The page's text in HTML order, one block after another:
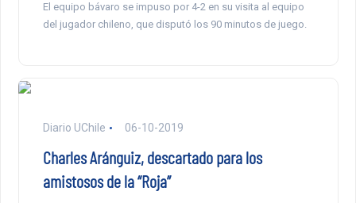
El equipo bávaro se impuso por 4-2 en su visita al equipo
del jugador chileno, que disputó los 90 minutos de juego.
Diario UChile 06-10-2019
Charles Aránguiz, descartado para los
amistosos de la “Roja”